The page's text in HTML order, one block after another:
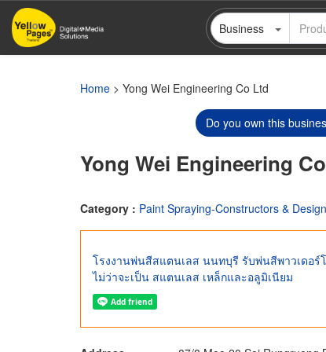
Skip
main
Business
Home > Yong Wei Engineering Co Ltd
Do you own this
Yong Wei Engineering
Category : Paint Spraying-Constructors &
โรงงานพ่นสีสแตนเลส นนทบุรี รับพ่นสีพาวเดอ
ไม่ว่าจะเป็น สแตนเลส เหล็กและอลูมิเนียม